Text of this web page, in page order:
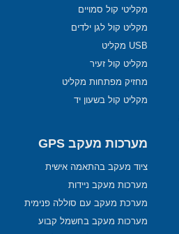
מקליטי קול סמויים
מקליט קול לגן ילדים
USB מקליט
מקליט קול זעיר
מחזיק מפתחות מקליט
מקליט קול בשעון יד
מערכות מעקב GPS
ציוד מעקב בהתאמה אישית
מערכות מעקב ניידות
מערכת מעקב עם סוללה פנימית
מערכות מעקב בחשמל קבוע